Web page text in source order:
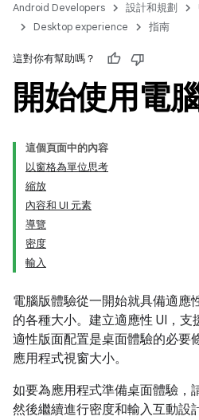
Android Developers 設計和規劃
Desktop experience
指南
這對你有幫助嗎？
開始使用電
這個頁面中的內容
以窗格為單位思考
縮放
內容和 UI 元素
導覽
密度
輸入
電腦版體驗從一開始就具備適應
的各種大小。建立適應性 UI，支
適性版面配置是桌面體驗的必要
應用程式視窗大小。
如要為應用程式準備桌面體驗，
然後繼續進行密度和輸入互動設